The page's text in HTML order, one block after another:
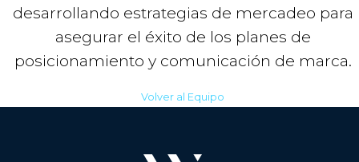
desarrollando estrategias de mercadeo para
asegurar el éxito de los planes de
posicionamiento y comunicación de marca.
Volver al Equipo